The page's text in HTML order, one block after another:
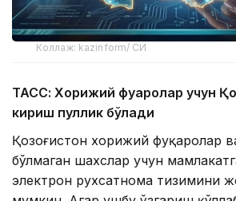
Коллаж: kazinform/ СИ
ТАСС: Хорижий фуқаролар учун
кириш пуллик бўлади
Қозоғистон хорижий фуқаролар
бўлмаган шахслар учун
электрон рухсатнома тизимини